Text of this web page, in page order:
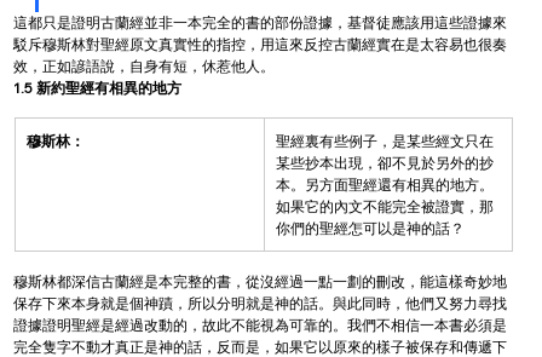
這都只是證明古蘭經並非一本完全的書的部份證據，基督徒應該用這些證據來
駁斥穆斯林對聖經原文真實性的指控，用這來反控古蘭經實在是太容易也很奏
效，正如諺語說，自身有短，休惹他人。
1.5 新約聖經有相異的地方
穆斯林：
聖經裏有些例子，是某些經文只在
某些抄本出現，卻不見於另外的抄
本。另方面聖經還有相異的地方。
如果它的內文不能完全被證實，那
你們的聖經怎可以是神的話？
穆斯林都深信古蘭經是本完整的書，從沒經過一點一劃的刪改，能這樣奇妙地
保存下來本身就是個神蹟，所以分明就是神的話。與此同時，他們又努力尋找
證據證明聖經是經過改動的，故此不能視為可靠的。我們不相信一本書必須是
完全隻字不動才真正是神的話，反而是，如果它以原來的樣子被保存和傳遞下